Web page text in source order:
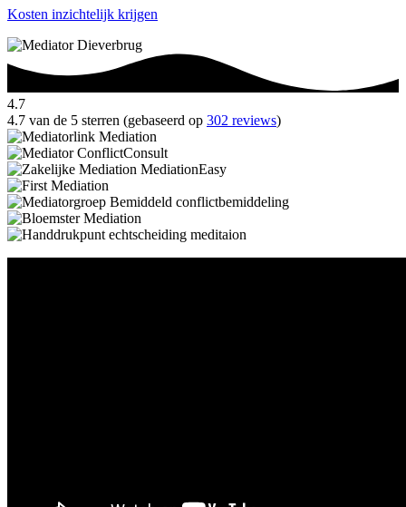
Kosten inzichtelijk krijgen
4.7
4.7 van de 5 sterren (gebaseerd op 302 reviews)